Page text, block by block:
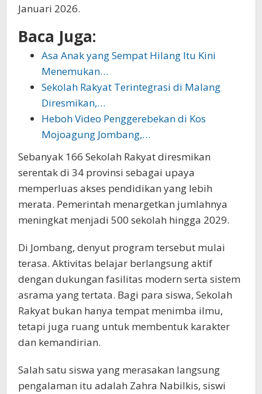
Januari 2026.
Baca Juga:
Asa Anak yang Sempat Hilang Itu Kini
Menemukan…
Sekolah Rakyat Terintegrasi di Malang
Diresmikan,…
Heboh Video Penggerebekan di Kos
Mojoagung Jombang,…
Sebanyak 166 Sekolah Rakyat diresmikan
serentak di 34 provinsi sebagai upaya
memperluas akses pendidikan yang lebih
merata. Pemerintah menargetkan jumlahnya
meningkat menjadi 500 sekolah hingga 2029.
Di Jombang, denyut program tersebut mulai
terasa. Aktivitas belajar berlangsung aktif
dengan dukungan fasilitas modern serta sistem
asrama yang tertata. Bagi para siswa, Sekolah
Rakyat bukan hanya tempat menimba ilmu,
tetapi juga ruang untuk membentuk karakter
dan kemandirian.
Salah satu siswa yang merasakan langsung
pengalaman itu adalah Zahra Nabilkis, siswi